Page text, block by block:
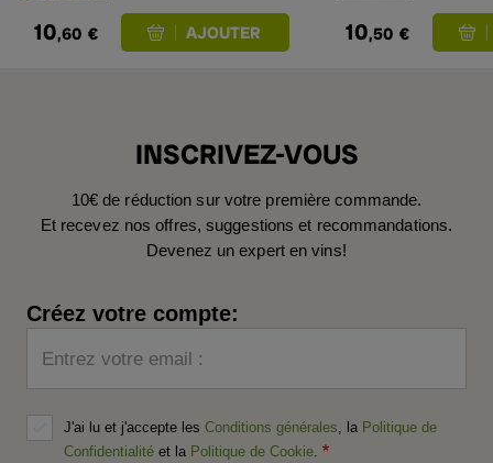
10,60 € 10,50 €
INSCRIVEZ-VOUS
10€ de réduction sur votre première commande.
Et recevez nos offres, suggestions et recommandations.
Devenez un expert en vins!
Créez votre compte:
Entrez votre email :
J'ai lu et j'accepte les Conditions générales , la Politique de
Confidentialité et la Politique de Cookie